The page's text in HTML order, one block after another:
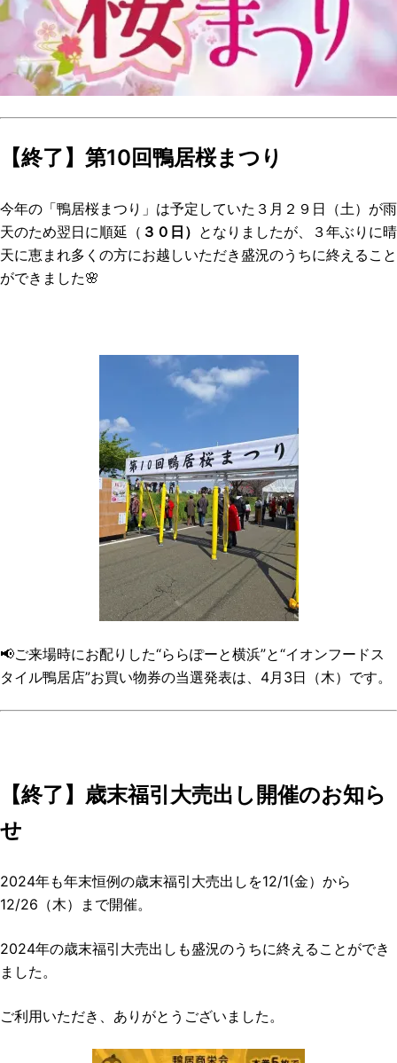
【終了】第10回鴨居桜まつり
今年の「鴨居桜まつり」は予定していた３月２９日（土）が雨
天のため翌日に順延（ ３０日） となりましたが、３年ぶりに晴
天に恵まれ多くの方にお越しいただき盛況のうちに終えること
ができました🌸
📢ご来場時にお配りした“ららぽーと横浜”と“イオンフードス
タイル鴨居店”お買い物券の当選発表は、4月3日（木）です。
【終了】歳末福引大売出し開催のお知ら
せ
2024年も年末恒例の歳末福引大売出しを12/1(金）から
12/26（木）まで開催。
2024年の歳末福引大売出しも盛況のうちに終えることができ
ました。
ご利用いただき、ありがとうございました。